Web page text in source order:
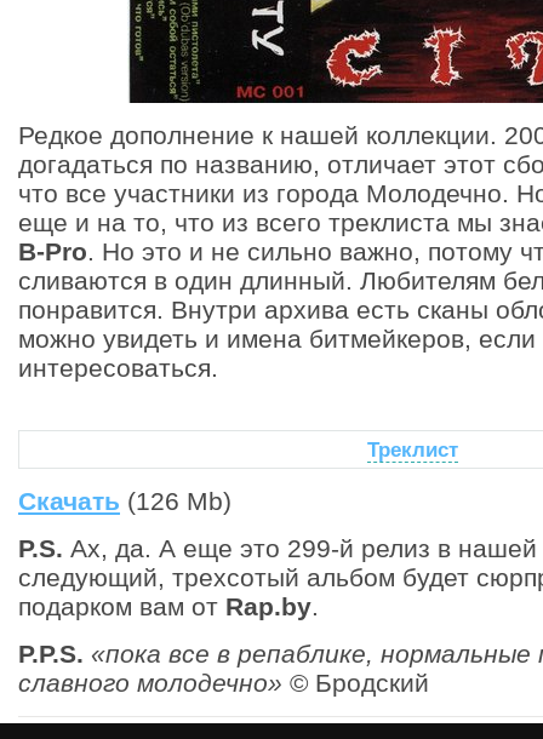
Редкое дополнение к нашей коллекции.
догадаться по названию, отличает этот
что все участники из города Молодечно.
еще и на то, что из всего треклиста мы
B-Pro. Но это и не сильно важно, потому
сливаются в один длинный. Любителям
понравится. Внутри архива есть сканы
можно увидеть и имена битмейкеров, если
интересоваться.
Треклист
Скачать (126 Mb)
P.S. Ах, да. А еще это 299-й релиз в нашей
следующий, трехсотый альбом будет
подарком вам от Rap.by.
P.P.S. «пока все в репаблике,
славного молодечно» © Бродский